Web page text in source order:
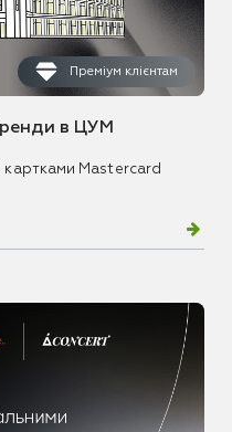
Преміум клієнтам
в ЦУМ
картками Mastercard